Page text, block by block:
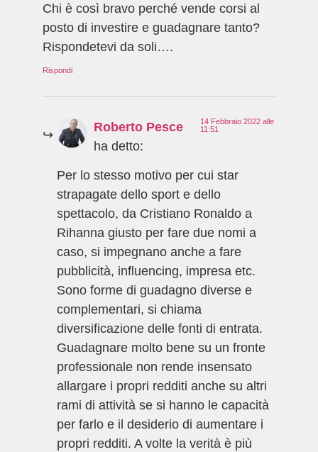
Chi è così bravo perché vende corsi al
posto di investire e guadagnare tanto?
Rispondetevi da soli….
Rispondi
Roberto Pesce
ha detto:
14 Febbraio 2022 alle
11:51
Per lo stesso motivo per cui star
strapagate dello sport e dello
spettacolo, da Cristiano Ronaldo a
Rihanna giusto per fare due nomi a
caso, si impegnano anche a fare
pubblicità, influencing, impresa etc.
Sono forme di guadagno diverse e
complementari, si chiama
diversificazione delle fonti di entrata.
Guadagnare molto bene su un fronte
professionale non rende insensato
allargare i propri redditi anche su altri
rami di attività se si hanno le capacità
per farlo e il desiderio di aumentare i
propri redditi. A volte la verità è più